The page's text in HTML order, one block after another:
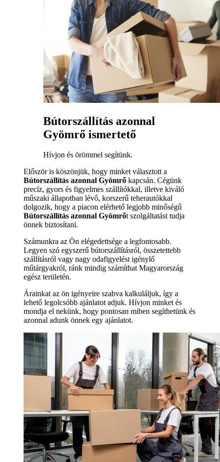
Bútorszállítás azonnal
Gyömrő ismertető
Hívjon és örömmel segítünk.
Először is köszönjük, hogy minket választott a
Bútorszállítás azonnal Gyömrő kapcsán. Cégünk
precíz, gyors és figyelmes szállítókkal, illetve kiváló
műszaki állapotban lévő, korszerű teherautókkal
dolgozik, hogy a piacon elérhető legjobb minőségű
Bútorszállítás azonnal Gyömrőt szolgáltatást tudja
önnek biztosítani.
Számunkra az Ön elégedettsége a legfontosabb.
Legyen szó egyszerű bútorszállításról, összetettebb
szállításról vagy nagy odafigyelést igénylő
műtárgyakról, ránk mindig számíthat Magyarország
egész területén.
Árainkat az ön igényeire szabva kalkuláljuk, így a
lehető legolcsóbb ajánlatot adjuk. Hívjon minket és
mondja el nekünk, hogy pontosan miben segíthetünk és
azonnal adunk önnek egy ajánlatot.